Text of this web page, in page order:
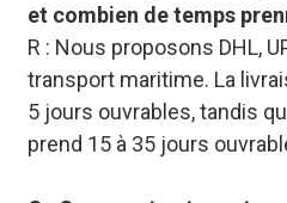
et combien de temps
R : Nous proposons DHL,
transport maritime. La
5 jours ouvrables, tandis
prend 15 à 35 jours